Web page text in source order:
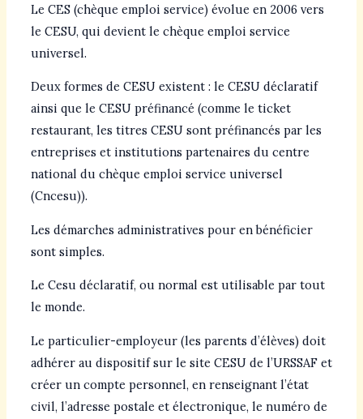
Le CES (chèque emploi service) évolue en 2006 vers
le CESU, qui devient le chèque emploi service
universel.
Deux formes de CESU existent : le CESU déclaratif
ainsi que le CESU préfinancé (comme le ticket
restaurant, les titres CESU sont préfinancés par les
entreprises et institutions partenaires du centre
national du chèque emploi service universel
(Cncesu)).
Les démarches administratives pour en bénéficier
sont simples.
Le Cesu déclaratif, ou normal est utilisable par tout
le monde.
Le particulier-employeur (les parents d’élèves) doit
adhérer au dispositif sur le site CESU de l’URSSAF et
créer un compte personnel, en renseignant l’état
civil, l’adresse postale et électronique, le numéro de